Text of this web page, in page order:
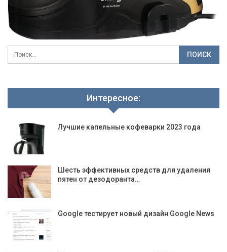
Интересное:
Лучшие капельные кофеварки 2023 года
Шесть эффективных средств для удаления
пятен от дезодоранта…
Google тестирует новый дизайн Google News